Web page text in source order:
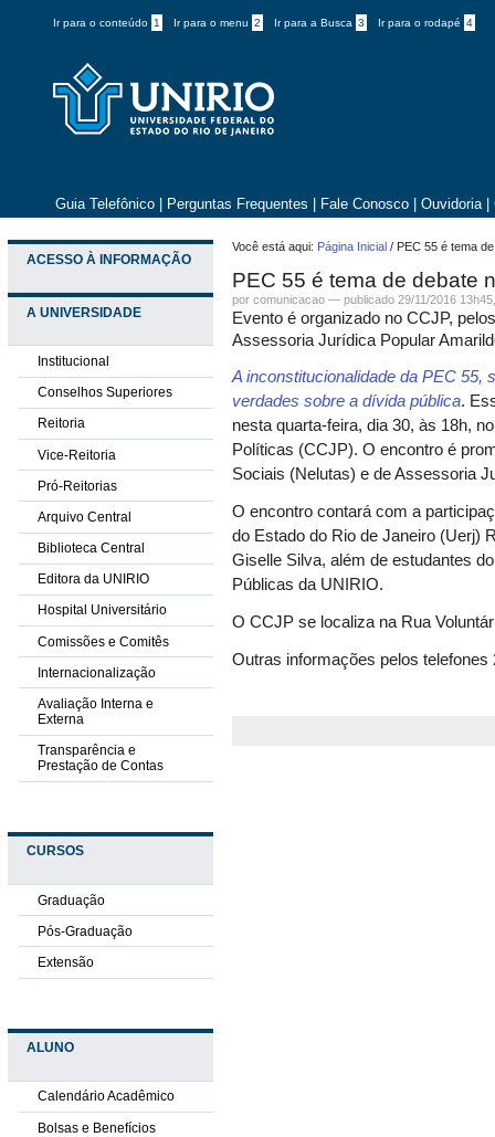
Ir para o conteúdo 1 Ir para o menu 2 Ir para a Busca 3 Ir para o rodapé 4
Guia Telefônico Perguntas Frequentes Fale Conosco Ouvidoria
ACESSO À INFORMAÇÃO
A UNIVERSIDADE
Institucional
Conselhos Superiores
Reitoria
Vice-Reitoria
Pró-Reitorias
Arquivo Central
Biblioteca Central
Editora da UNIRIO
Hospital Universitário
Comissões e Comitês
Internacionalização
Avaliação Interna e
Externa
Transparência e
Prestação de Contas
CURSOS
Graduação
Pós-Graduação
Extensão
ALUNO
Calendário Acadêmico
Bolsas e Benefícios
Você está aqui: Página Inicial / PEC 55 é tema
PEC 55 é tema de debate
por comunicacao —publicado 29/11/2016
Evento é organizado no CCJP,
Assessoria Jurídica Popular
A inconstitucionalidade da PEC 55,
verdades sobre a dívida pública.
nesta quarta-feira, dia 30, às 18h,
Políticas (CCJP). O encontro é
Sociais (Nelutas) e de Assessoria
O encontro contará com a
do Estado do Rio de Janeiro (Uerj)
Giselle Silva, além de estudantes
Públicas da UNIRIO.
O CCJP se localiza na Rua
Outras informações pelos telefones